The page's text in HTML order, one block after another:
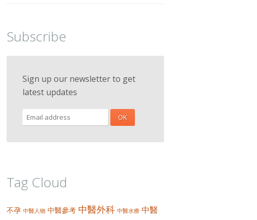
Subscribe
Sign up our newsletter to get
latest updates
Tag Cloud
不孕 中醫人物 中醫參考 中醫外科 中醫水療 中醫